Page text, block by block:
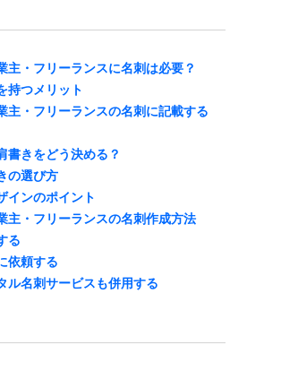
主・フリーランスに​名刺は​必要？
持つメリット
主・フリーランスの​名刺に​記載する​
書きを​どう​決める？
の​選び方
インの​ポイント
主・フリーランスの​名刺作成方​法
る
依頼する
ル名刺サービスも​併用する